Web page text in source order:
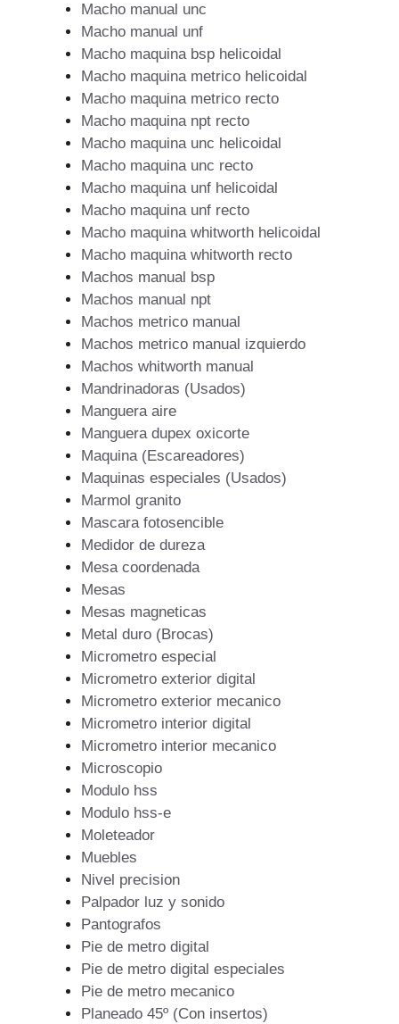
Macho manual unc
Macho manual unf
Macho maquina bsp helicoidal
Macho maquina metrico helicoidal
Macho maquina metrico recto
Macho maquina npt recto
Macho maquina unc helicoidal
Macho maquina unc recto
Macho maquina unf helicoidal
Macho maquina unf recto
Macho maquina whitworth helicoidal
Macho maquina whitworth recto
Machos manual bsp
Machos manual npt
Machos metrico manual
Machos metrico manual izquierdo
Machos whitworth manual
Mandrinadoras (Usados)
Manguera aire
Manguera dupex oxicorte
Maquina (Escareadores)
Maquinas especiales (Usados)
Marmol granito
Mascara fotosencible
Medidor de dureza
Mesa coordenada
Mesas
Mesas magneticas
Metal duro (Brocas)
Micrometro especial
Micrometro exterior digital
Micrometro exterior mecanico
Micrometro interior digital
Micrometro interior mecanico
Microscopio
Modulo hss
Modulo hss-e
Moleteador
Muebles
Nivel precision
Palpador luz y sonido
Pantografos
Pie de metro digital
Pie de metro digital especiales
Pie de metro mecanico
Planeado 45º (Con insertos)